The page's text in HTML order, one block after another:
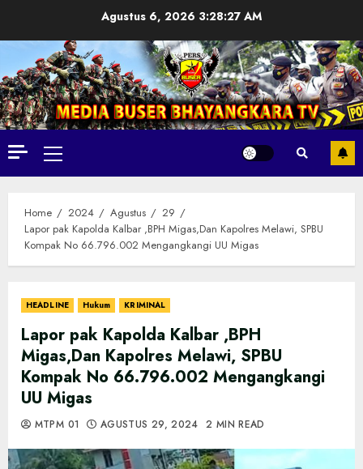
Agustus 6, 2026 3:28:28 AM
Primary
Menu
Home 2024 Agustus
29
Lapor pak Kapolda Kalbar ,BPH Migas,Dan Kapolres Melawi, SPBU
Kompak No 66.796.002 Mengangkangi UU Migas
HEADLINE Hukum KRIMINAL
Lapor pak Kapolda Kalbar ,BPH
Migas,Dan Kapolres Melawi, SPBU
Kompak No 66.796.002 Mengangkangi
UU Migas
MTPM 01 AGUSTUS 29, 2024 2 MIN READ